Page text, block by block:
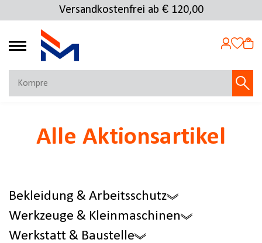
Versandkostenfrei ab € 120,00
Kostenlose Rücksendung
4.69
Jetzt anmelden
Alle Aktionsartikel
Bekleidung & Arbeitsschutz
Werkzeuge & Kleinmaschinen
Werkstatt & Baustelle